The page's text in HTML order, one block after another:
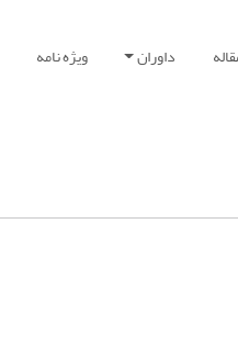
داوران ویژه نامه